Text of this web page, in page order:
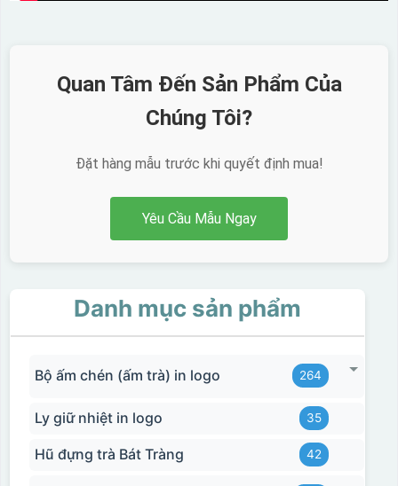
Quan Tâm Đến Sản Phẩm Của
Chúng Tôi?
Đặt hàng mẫu trước khi quyết định mua!
Yêu Cầu Mẫu Ngay
Danh mục sản phẩm
Bộ ấm chén (ấm trà) in logo 264
Ly giữ nhiệt in logo 35
Hũ đựng trà Bát Tràng 42